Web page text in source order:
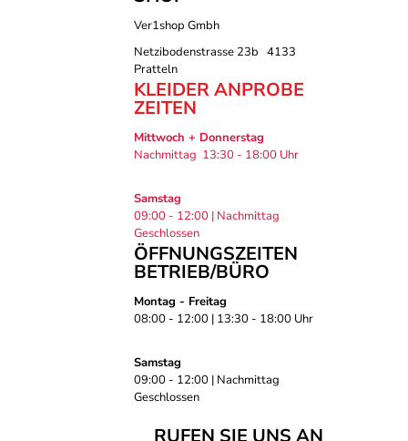
Ver1shop Gmbh
Netzibodenstrasse 23b 4133
Pratteln
KLEIDER ANPROBE
ZEITEN
Mittwoch + Donnerstag
Nachmittag 13:30 - 18:00 Uhr
Samstag
09:00 - 12:00 | Nachmittag
Geschlossen
ÖFFNUNGSZEITEN
BETRIEB/BÜRO
Montag - Freitag
08:00 - 12:00 | 13:30 - 18:00 Uhr
Samstag
09:00 - 12:00 | Nachmittag
Geschlossen
RUFEN SIE UNS AN